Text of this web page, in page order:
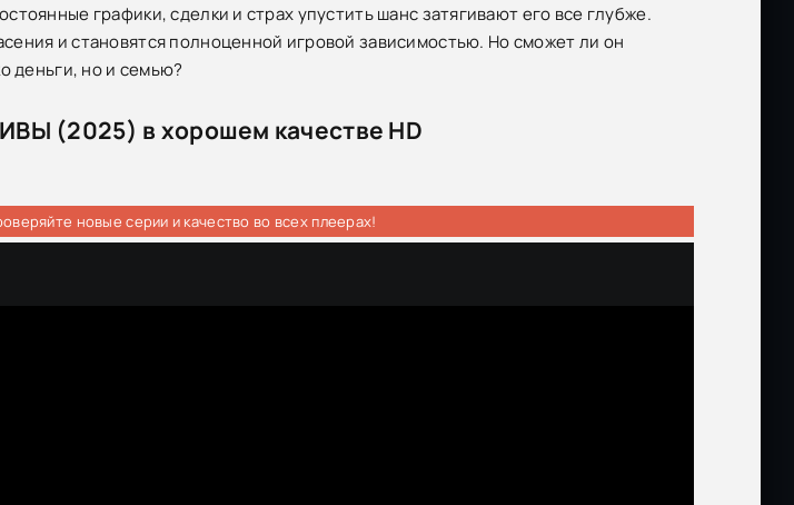
графики, сделки и страх упустить шанс затягивают его все глубже.
и становятся полноценной игровой зависимостью. Но сможет ли он
деньги, но и семью?
(2025) в хорошем качестве HD
новые серии и качество во всех плеерах!